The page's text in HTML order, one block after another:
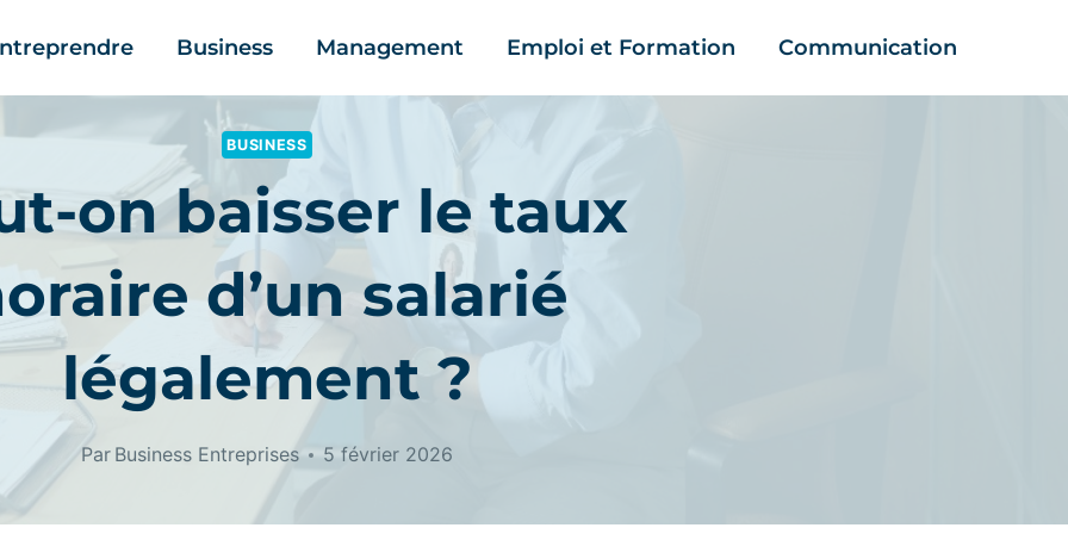
Business Management Emploi et Formation Communication
BUSINESS
on baisser le taux
d’un salarié
légalement ?
Par Business Entreprises 5 février 2026